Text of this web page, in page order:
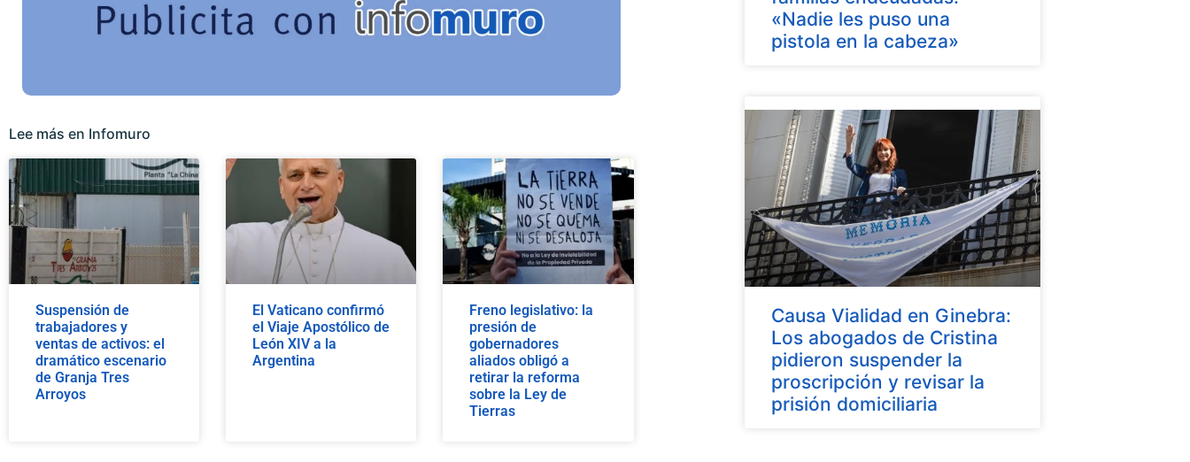
Lee más en Infomuro
Suspensión de
trabajadores y
ventas de activos: el
dramático escenario
de Granja Tres
Arroyos
El Vaticano confirmó
el Viaje Apostólico de
León XIV a la
Argentina
Freno legislativo: la
presión de
gobernadores
aliados obligó a
retirar la reforma
sobre la Ley de
Tierras
«Nadie les puso una
pistola en la cabeza»
Causa Vialidad en Ginebra:
Los abogados de Cristina
pidieron suspender la
proscripción y revisar la
prisión domiciliaria